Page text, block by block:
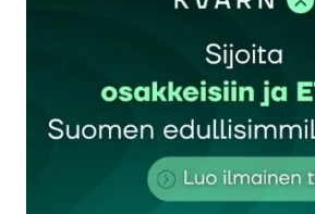
Sähköpostiosoitettasi ei julkaista.
kentät on merkitty*